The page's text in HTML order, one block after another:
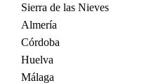
Sierra de las Nieves
Almería
Córdoba
Huelva
Málaga